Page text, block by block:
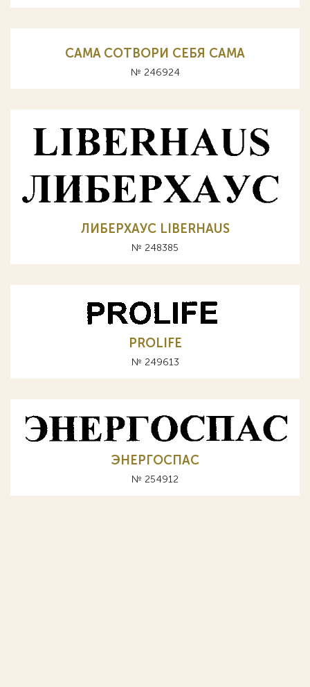
CAMA СОТВОРИ СЕБЯ САМА
№ 246924
ЛИБЕРХАУС LIBERHAUS
№ 248385
PROLIFE
№ 249613
ЭНЕРГОСПАС
№ 254912